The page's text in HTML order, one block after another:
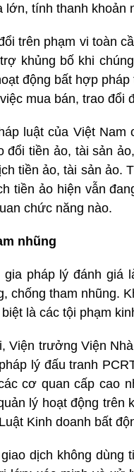
lớn, tính thanh khoản
trên phạm vi toàn
khủng bố khi
động bất hợp
mua bán, trao đổi
luật của Việt
đổi tiền ảo, tài sản
tiền ảo, tài sản ảo.
tiền ảo hiện vẫn
chức năng nào.
nhũng
pháp lý đánh giá
chống tham nhũng.
là các tội phạm
Viện trưởng Viện
lý đấu tranh
cơ quan cấp cao
lý hoạt động
Kinh doanh bất
dịch không dùng